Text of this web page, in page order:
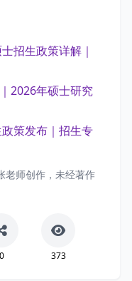
招生政策详解｜
2026年硕士研究
策发布｜招生专
老师创作，未经著作
0 373